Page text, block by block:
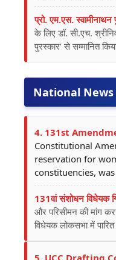
प्रो. एम.एस. स्वामीनाथन
के लिए डॉ. सी.एच.
पुरस्कार’ से सम्मानित
National News
4. 131st
Constitutional
reservation for
constituencies,
131वां संशोधन विधेयक
और परिसीमन की मांग
विधेयक लोकसभा में पारित
5. UCC Drafting